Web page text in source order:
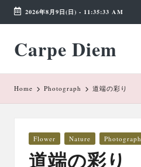
Skip
content
2026年8月9日(日) - 11:35:33 AM
Carpe Diem
Weekend
Wonderland
Home Photograph 道端の彩り
Posted
Flower Nature Photograph
道端の彩り